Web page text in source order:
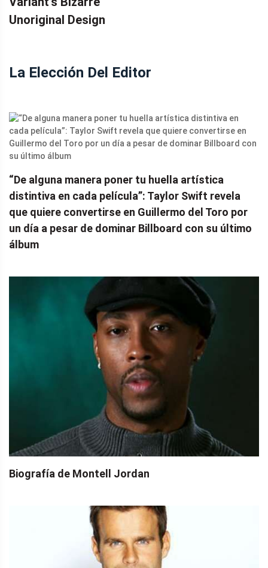
Unoriginal Design
La Elección Del Editor
“De alguna manera poner tu huella artística
distintiva en cada película”: Taylor Swift revela
que quiere convertirse en Guillermo del Toro por
un día a pesar de dominar Billboard con su último
álbum
Biografía de Montell Jordan